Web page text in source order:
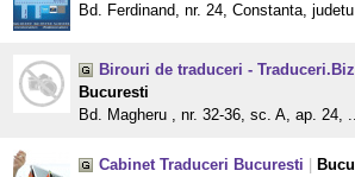
Bd. Ferdinand, nr. 24, Constanta,
Birouri de traduceri -
Bucuresti
Bd. Magheru , nr. 32-36, sc. A, ap. 24,
Cabinet Traduceri Bucuresti